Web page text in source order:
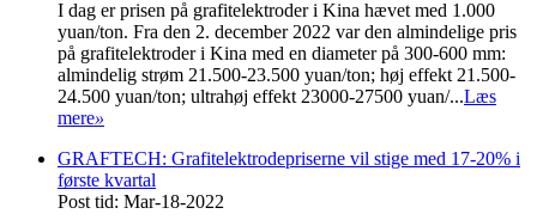
I dag er prisen på grafitelektroder i Kina hævet med 1.000
yuan/ton. Fra den 2. december 2022 var den almindelige pris
på grafitelektroder i Kina med en diameter på 300-600 mm:
almindelig strøm 21.500-23.500 yuan/ton; høj effekt 21.500-
24.500 yuan/ton; ultrahøj effekt 23000-27500 yuan/...Læs
mere»
GRAFTECH: Grafitelektrodepriserne vil stige med 17-20% i
første kvartal
Post tid: Mar-18-2022